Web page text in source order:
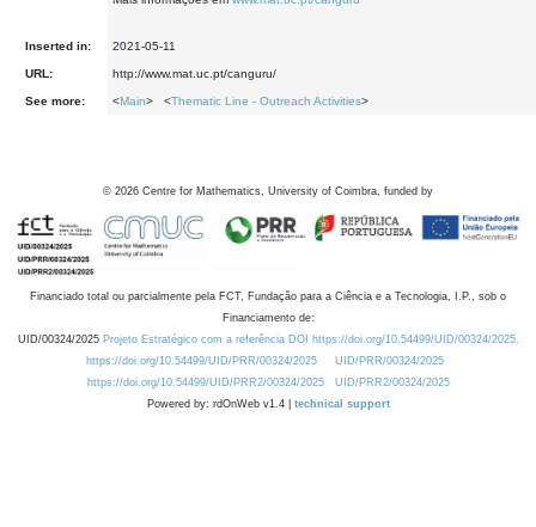
Inserted in: 2021-05-11
URL: http://www.mat.uc.pt/canguru/
See more: <Main> <Thematic Line - Outreach Activities>
© 2026 Centre for Mathematics, University of Coimbra, funded by
Financiado total ou parcialmente pela FCT, Fundação para a Ciência e a Tecnologia, I.P., sob o
Financiamento de:
UID/00324/2025 Projeto Estratégico com a referência DOI https://doi.org/10.54499/UID/00324/2025.
https://doi.org/10.54499/UID/PRR/00324/2025
UID/PRR/00324/2025
https://doi.org/10.54499/UID/PRR2/00324/2025
UID/PRR2/00324/2025
Powered by: rdOnWeb v1.4 | technical support